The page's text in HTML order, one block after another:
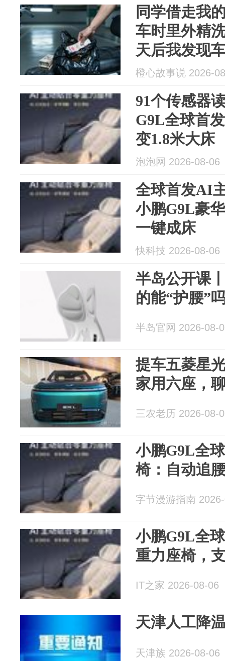
同学借走我
车时里外精
天后我发现
座一看，我
橙心故事说 2026-
91个传感器
G9L全球首
变1.8米大床
泡泡网 2026-08-06
全球首发AI
小鹏G9L豪
一键成床
快科技 2026-08-06
半岛公开课
的能“护腰”
半岛官网 2026-08-
提车五菱星
家用六座，
三农老历 2026-08-
小鹏G9L全
椅：自动追
字节漫游指南
小鹏G9L全
重力座椅，
IT之家 2026-08-06
天津人工降
天津族 2026-08-06